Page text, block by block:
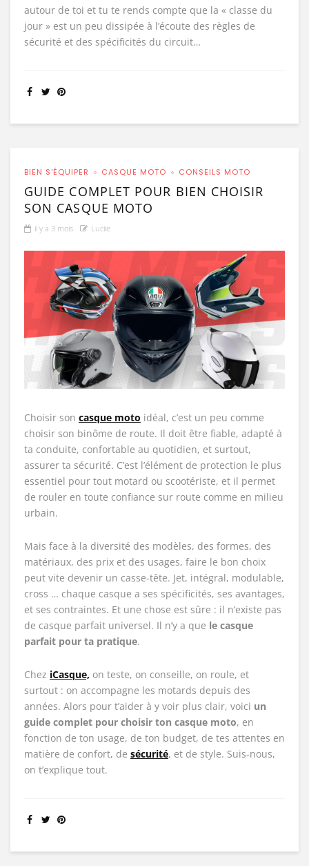
autour de toi et tu te rends compte que la « classe du
jour » est un peu dissipée à l’écoute des règles de
sécurité et des spécificités du circuit…
BIEN S'ÉQUIPER CASQUE MOTO CONSEILS MOTO
GUIDE COMPLET POUR BIEN CHOISIR
SON CASQUE MOTO
il y a 3 mois Lucile
Choisir son casque moto idéal, c’est un peu comme
choisir son binôme de route. Il doit être fiable, adapté à
ta conduite, confortable au quotidien, et surtout,
assurer ta sécurité. C’est l’élément de protection le plus
essentiel pour tout motard ou scootériste, et il permet
de rouler en toute confiance sur route comme en milieu
urbain.
Mais face à la diversité des modèles, des formes, des
matériaux, des prix et des usages, faire le bon choix
peut vite devenir un casse-tête. Jet, intégral, modulable,
cross … chaque casque a ses spécificités, ses avantages,
et ses contraintes. Et une chose est sûre : il n’existe pas
de casque parfait universel. Il n’y a que le casque
parfait pour ta pratique.
Chez iCasque, on teste, on conseille, on roule, et
surtout : on accompagne les motards depuis des
années. Alors pour t’aider à y voir plus clair, voici un
guide complet pour choisir ton casque moto, en
fonction de ton usage, de ton budget, de tes attentes en
matière de confort, de sécurité, et de style. Suis-nous,
on t’explique tout.